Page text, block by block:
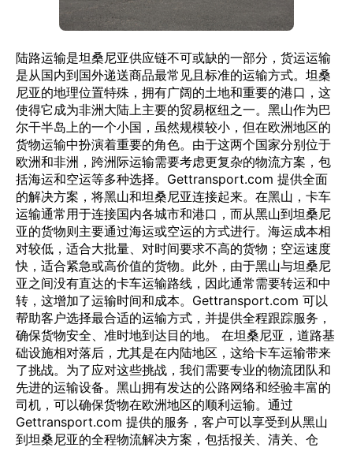
陆路运输是坦桑尼亚供应链不可或缺的一部分，货运运输
是从国内到国外递送商品最常见且标准的运输方式。坦桑
尼亚的地理位置特殊，拥有广阔的土地和重要的港口，这
使得它成为非洲大陆上主要的贸易枢纽之一。黑山作为巴
尔干半岛上的一个小国，虽然规模较小，但在欧洲地区的
货物运输中扮演着重要的角色。由于这两个国家分别位于
欧洲和非洲，跨洲际运输需要考虑更复杂的物流方案，包
括海运和空运等多种选择。Gettransport.com 提供全面
的解决方案，将黑山和坦桑尼亚连接起来。在黑山，卡车
运输通常用于连接国内各城市和港口，而从黑山到坦桑尼
亚的货物则主要通过海运或空运的方式进行。海运成本相
对较低，适合大批量、对时间要求不高的货物；空运速度
快，适合紧急或高价值的货物。此外，由于黑山与坦桑尼
亚之间没有直达的卡车运输路线，因此通常需要转运和中
转，这增加了运输时间和成本。Gettransport.com 可以
帮助客户选择最合适的运输方式，并提供全程跟踪服务，
确保货物安全、准时地到达目的地。 在坦桑尼亚，道路基
础设施相对落后，尤其是在内陆地区，这给卡车运输带来
了挑战。为了应对这些挑战，我们需要专业的物流团队和
先进的运输设备。黑山拥有发达的公路网络和经验丰富的
司机，可以确保货物在欧洲地区的顺利运输。通过
Gettransport.com 提供的服务，客户可以享受到从黑山
到坦桑尼亚的全程物流解决方案，包括报关、清关、仓